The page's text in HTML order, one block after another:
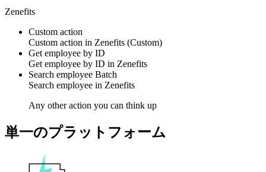
Zenefits
Custom action
Custom action in Zenefits (Custom)
Get employee by ID
Get employee by ID in Zenefits
Search employee Batch
Search employee in Zenefits
Any other action you can think up
単一のプラットフォーム